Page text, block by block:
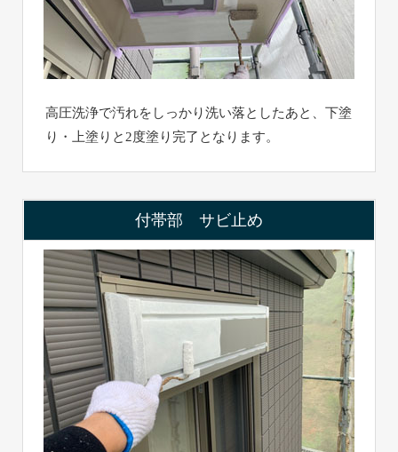
高圧洗浄で汚れをしっかり洗い落としたあと、下塗
り・上塗りと2度塗り完了となります。
付帯部 サビ止め